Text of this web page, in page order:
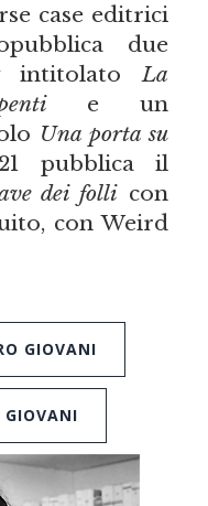
case editrici
due
intitolatoLa
e un
Una porta su
pubblica il
dei folli con
con Weird
GIOVANI
GIOVANI